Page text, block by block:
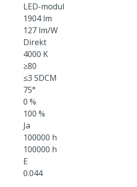
LED-modul
1904 lm
127 lm/W
Direkt
4000 K
≥80
≤3 SDCM
75°
0 %
100 %
Ja
100000 h
100000 h
E
0.044